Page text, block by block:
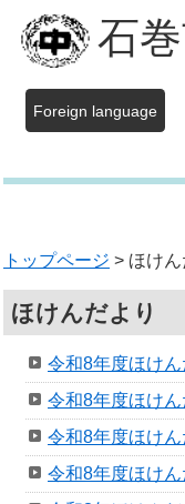
石
Foreign language
トップページ > ほけん
ほけんだより
令和8年度ほけ
令和8年度ほけ
令和8年度ほけ
令和8年度ほけ